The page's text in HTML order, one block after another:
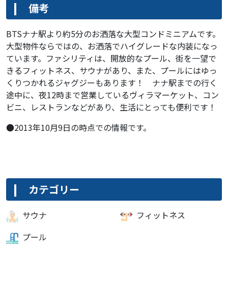
備考
BTSナナ駅より約5分のお洒落な大型コンドミニアムです。
大型物件ならではの、お洒落でハイグレードな内装になっ
ています。ファシリティは、開放的なプール、街を一望で
きるフィットネス、サウナがあり、また、プールにはゆっ
くりつかれるジャグジーもあります！ ナナ駅までの行く
途中に、夜12時まで営業しているヴィラマーケット、コン
ビニ、レストランなどがあり、生活にとっても便利です！
●2013年10月9日の時点での情報です。
カテゴリー
サウナ
フィットネス
プール